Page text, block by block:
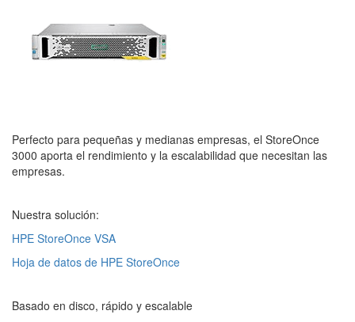
Perfecto para pequeñas y medianas empresas, el StoreOnce
3000 aporta el rendimiento y la escalabilidad que necesitan las
empresas.
Nuestra solución:
HPE StoreOnce VSA
Hoja de datos de HPE StoreOnce
Basado en disco, rápido y escalable